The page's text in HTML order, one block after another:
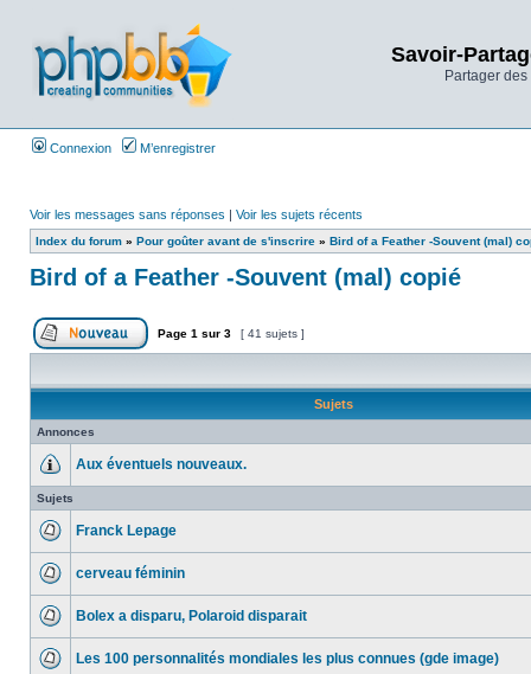
Savoir-
Partager
Connexion M’enregistrer
Voir les messages sans réponses | Voir les sujets récents
Index du forum » Pour goûter avant de s'inscrire » Bird of a Feather -Souvent (mal)
Bird of a Feather -Souvent (mal) copié
Page 1 sur 3 [ 41 sujets ]
Sujets
Annonces
Aux éventuels nouveaux.
Sujets
Franck Lepage
cerveau féminin
Bolex a disparu, Polaroid disparait
Les 100 personnalités mondiales les plus connues (gde image)